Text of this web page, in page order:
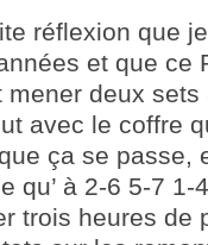
réflexion que
et que ce
mener deux
avec le coffre
ça se passe,
qu’ à 2-6 5-7
trois heures de